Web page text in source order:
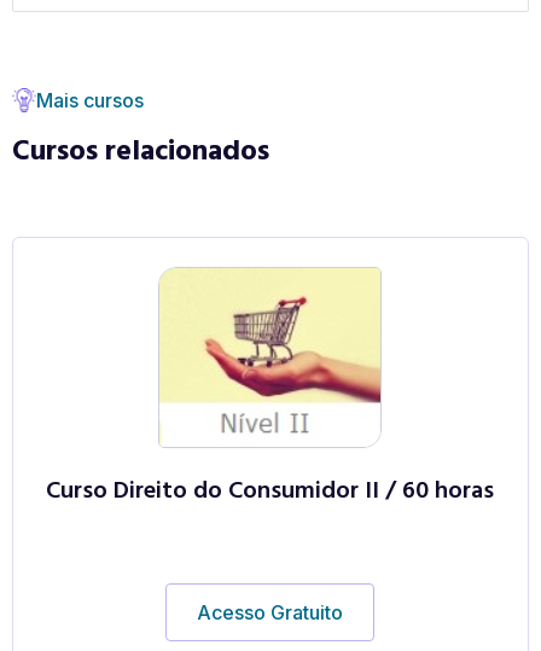
Mais cursos
Cursos relacionados
Curso Direito do Consumidor II / 60 horas
Acesso Gratuito